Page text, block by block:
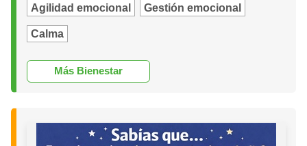
Agilidad emocional Gestión emocional
Calma
Más Bienestar